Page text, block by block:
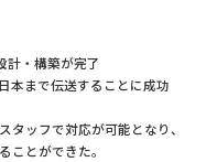
計・構築が完了
本まで伝送することに成功
タッフで対応が可能となり、
ことができた。